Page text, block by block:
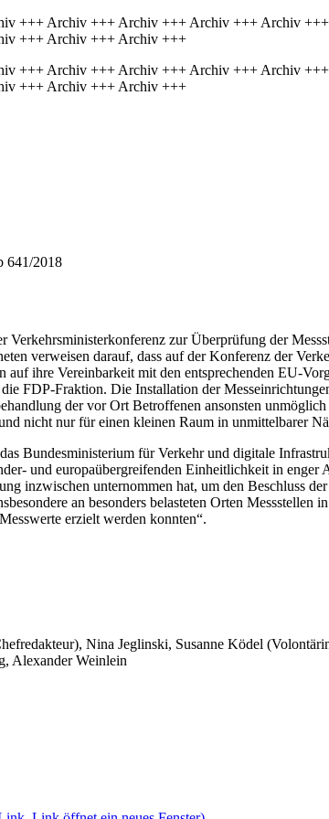
+++ Archiv +++ Archiv +++ Archiv +++ Archiv
+++ Archiv +++ Archiv +++
+++ Archiv +++ Archiv +++ Archiv +++ Archiv
+++ Archiv +++ Archiv +++
641/2018
zur Überprüfung der
verweisen darauf, dass auf der Konferenz der
ihre Vereinbarkeit mit den entsprechenden EU-
FDP-Fraktion. Die Installation der
der vor Ort Betroffenen ansonsten
nicht nur für einen kleinen Raum in unmittelbarer
Bundesministerium für Verkehr und digitale
und europaübergreifenden Einheitlichkeit in
inzwischen unternommen hat, um den Beschluss
an besonders belasteten Orten
erzielt werden konnten“.
Nina Jeglinski, Susanne Ködel
Alexander Weinlein